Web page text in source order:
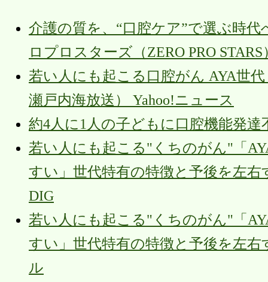
介護の質を、“口腔ケア”で選ぶ時
ロプロスターズ（ZERO PRO
若い人にも起こる口腔がん AYA世
瀬戸内海放送） Yahoo!ニュース
約4人に1人の子どもに口腔機能発達
若い人にも起こる"くちのがん"「
すい」世代特有の特徴と予後を左右
DIG
若い人にも起こる"くちのがん"「
すい」世代特有の特徴と予後を左右
ル